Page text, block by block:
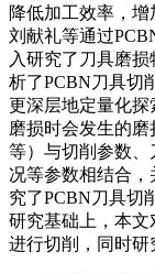
降低加工效率，增
刘献礼等通过
入研究了刀具磨
析了PCBN刀具切
更深层地定量化探
磨损时会发生的
等）与切削参数
况等参数相结合
究了PCBN刀具切
研究基础上，本
进行切削，同时研